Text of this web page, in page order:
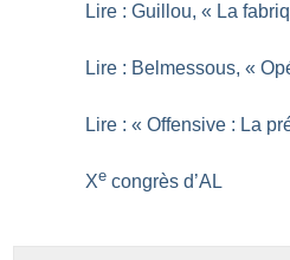
Lire : Guillou, « La
Lire : Belmessous, «
Lire : « Offensive : La
Xe congrès d’AL